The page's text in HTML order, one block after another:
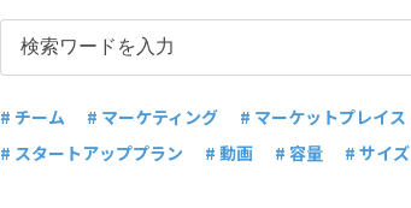
# チーム # マーケティング # マーケットプレイス
# スタートアッププラン
# 動画 # 容量 # サイズ